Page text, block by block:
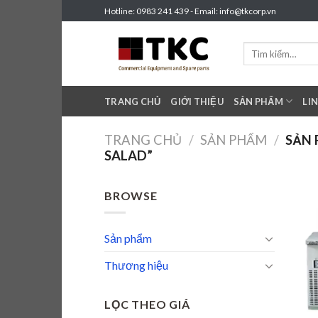
to
Hotline: 0983 241 439 - Email: info@tkcorp.vn
TRANG CHỦ GIỚI THIỆU SẢN PHẨM
TRANG CHỦ / SẢN PHẨM / SẢN
SALAD”
BROWSE
Sản phẩm
Thương hiệu
LỌC THEO GIÁ